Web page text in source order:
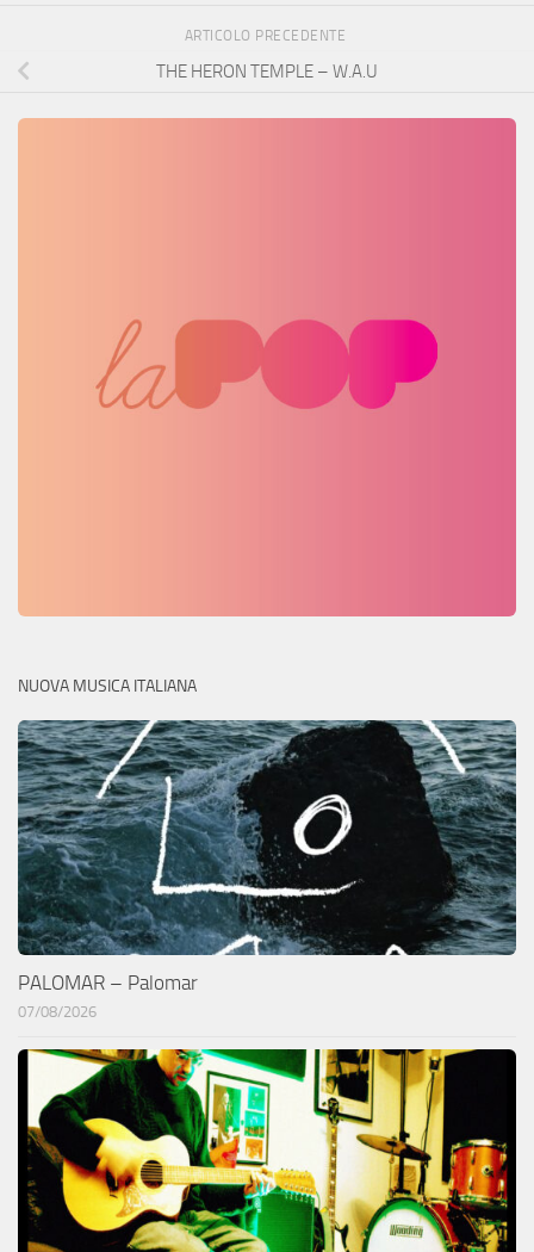
ARTICOLO PRECEDENTE
THE HERON TEMPLE – W.A.U
NUOVA MUSICA ITALIANA
PALOMAR – Palomar
07/08/2026